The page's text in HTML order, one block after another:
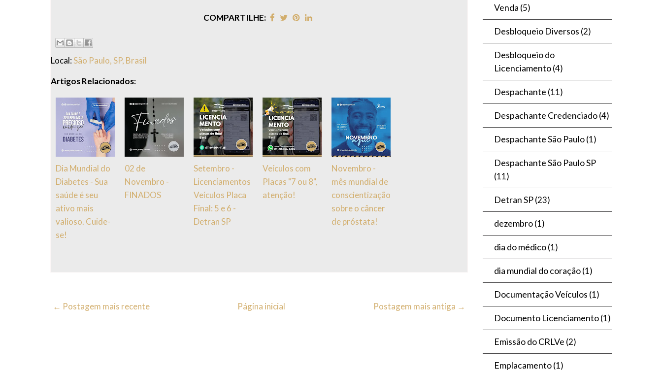
COMPARTILHE:
Local:São Paulo, SP, Brasil
Artigos Relacionados:
Dia Mundial do
Diabetes - Sua
saúde é seu
ativo mais
valioso. Cuide-
se!
02 de
Novembro -
FINADOS
Setembro -
Licenciamentos
Veículos Placa
Final: 5 e 6 -
Detran SP
Veículos com
Placas "7 ou 8",
atenção!
Novembro -
mês mundial de
conscientização
sobre o câncer
de próstata!
← Postagem mais recente Postagem mais antiga →
Página inicial
Venda (5)
Desbloqueio Diversos (2)
Desbloqueio do
Licenciamento (4)
Despachante (11)
Despachante Credenciado (4)
Despachante São Paulo (1)
Despachante São Paulo SP
(11)
Detran SP (23)
dezembro (1)
dia do médico (1)
dia mundial do coração (1)
Documentação Veículos (1)
Documento Licenciamento (1)
Emissão do CRLVe (2)
Emplacamento (1)